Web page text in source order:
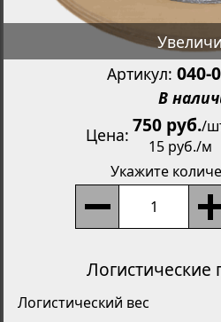
Артикул: 040-
В
Цена 750 руб./
15 руб./м
Укажите
Логистический вес